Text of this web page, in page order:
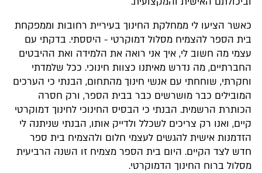
כאשר הציעו לי ממחלקת החינוך בעיריית רחובות וממפקחת
בית הספר להצמיח מסלול דמוקרטי - היססתי. בדקתי עם
עצמי מה חשוב לי, איך אני רואה את הלמידה ואת ההיבטים
החברתיים, מה נדרש מאיתנו כצוות חינוכי. ככל שלמדתי
וחקרתי, שוחחתי עם אנשי חינוך מהתחום, הבנתי כי הערכים
המובילים כבר מושרשים כבר בבית הספר, ורק חסרה
הכותרת הרשמית. הבנתי כי הבסיס החינוכי לחינוך דמוקרטי
קיים, ואנו רק צריכים לשכלל ולדייק אותו, הבנתי שניתנה לי
הזדמנות אישית להגשים לעצמי חלום ולהצמיח בית ספר
חדש לצד הקיים. היום בית הספר מצמיח זו השנה הרביעית
מסלול ברוח החינוך הדמוקרטי.